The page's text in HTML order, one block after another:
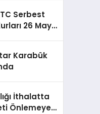
Serbest
26 Mayıs
Karabük
İthalatta
Önlemeye